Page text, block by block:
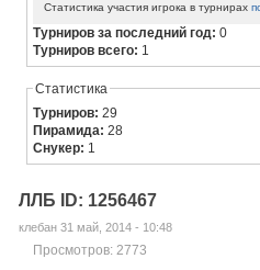
Статистика участия игрока в турнирах
Турниров за последний год:0
Турниров всего: 1
Статистика
Турниров:29
Пирамида:28
Снукер: 1
ЛЛБ ID: 1256467
клебан 31 май, 2014 - 10:48
Просмотров: 2773